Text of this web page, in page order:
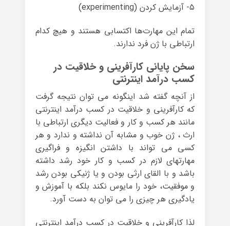
۵- آزمایش کردن (experimenting)
تمام این مهارت‌ها اکتسابی هستند و هیچ کدام
ارتباطی با ژن فرد ندارند.
سخن پایانی کارآفرینی و خلاقیت در
کسب درآمد اینترنتی
از آنچه گفته شد اینگونه می توان نتیجه گرفت
که کارآفرینی و خلاقیت در کسب درآمد اینترنتی
مانند هر کسب و کار و فعالیت دیگری ارتباطی با
ارث ، ژن خوب و مشابه آن نداشته و ندارد و هر
کسی می تواند با داشتن انگیزه و فراگیری
مهارتهای لازم در کسب و کار خود رشد داشته
باشد و با القای ارثی بودن و یا ژنیکی بودن رشد
و موفقیت، خود را مایوس نکند بلکه با آموزش و
یادگیری هر چیزی را می توان به دست آورد.
لذا کارآفرینی و خلاقیت در کسب درآمد اینترنتی